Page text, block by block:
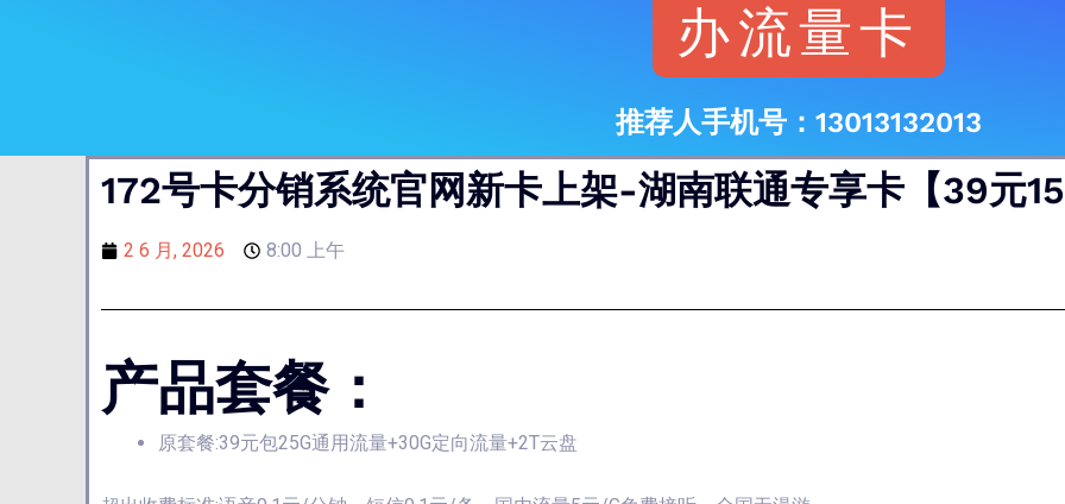
办流量卡
推荐人手机号：13013132013
172号卡分销系统官网新卡上架-湖南联通专享卡【39元
2 6 月, 2026 8:00 上午
产品套餐：
原套餐:39元包25G通用流量+30G定向流量+2T云盘